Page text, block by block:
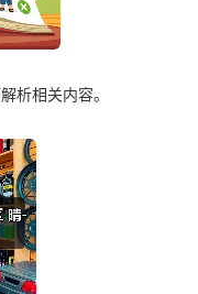
析相关内容。